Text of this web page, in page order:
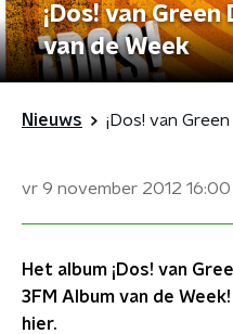
¡Dos! van Green
van de Week
Nieuws
vr 9 november 2012 16:00
Het album ¡Dos! van
3FM Album van de
hier.